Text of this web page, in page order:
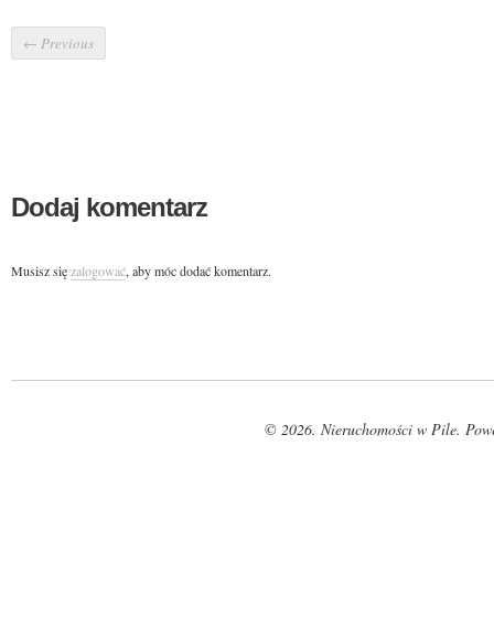
← Previous
Dodaj komentarz
Musisz sięzalogować, aby móc dodać komentarz.
© 2026. Nieruchomości w Pile.